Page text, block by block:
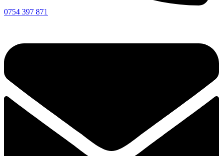
0754 397 871